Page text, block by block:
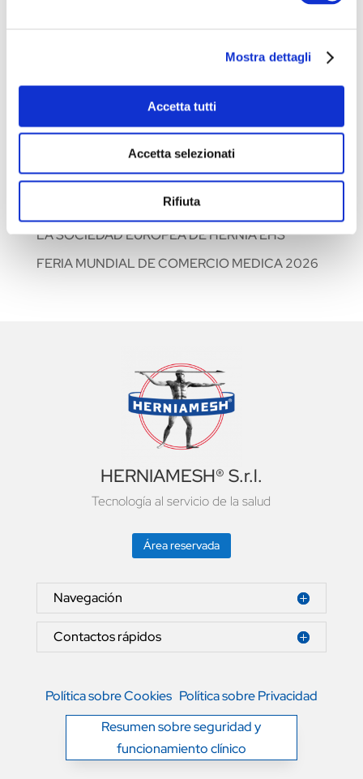
Mostra dettagli
Accetta tutti
Accetta selezionati
Rifiuta
CURSO DE FORMACIÓN: ESCUELA SIC-ISHAWS
– PASO II
GINECOLÓGICA Y DEL SUELO PÉLVICO: AIUG
2026
LA SOCIEDAD EUROPEA DE HERNIA EHS
FERIA MUNDIAL DE COMERCIO MEDICA 2026
HERNIAMESH® S.r.l.
Tecnología al servicio de la salud
Área reservada
Navegación
Contactos rápidos
Política sobre Cookies Política sobre Privacidad
Resumen sobre seguridad y
funcionamiento clínico